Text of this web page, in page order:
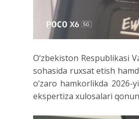
O‘zbekiston Respublikasi
sohasida ruxsat etish
o‘zaro hamkorlikda
ekspertiza xulosalari